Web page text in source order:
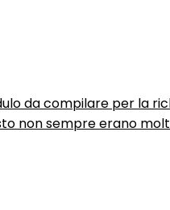
da compilare per la
non sempre erano